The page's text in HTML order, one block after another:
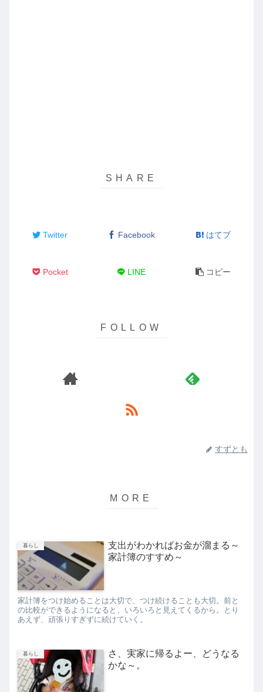
Twitter Facebook はてブ
Pocket LINE コピー
すずとも
暮らし
支出がわかればお金が溜まる～
家計簿のすすめ～
家計簿をつけ始めることは大切で、つけ続けることも大切。前と
の比較ができるようになると、いろいろと見えてくるから。とり
あえず、頑張りすぎずに続けていく。
暮らし
さ、実家に帰るよー、どうなる
かな～。